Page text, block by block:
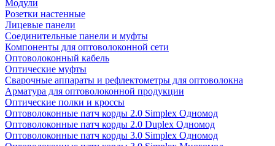
Модули
Розетки настенные
Лицевые панели
Соединительные панели и муфты
Компоненты для оптоволоконной сети
Оптоволоконный кабель
Оптические муфты
Сварочные аппараты и рефлектометры для оптоволокна
Арматура для оптоволоконной продукции
Оптические полки и кроссы
Оптоволоконные патч корды 2.0 Simplex Одномод
Оптоволоконные патч корды 2.0 Duplex Одномод
Оптоволоконные патч корды 3.0 Simplex Одномод